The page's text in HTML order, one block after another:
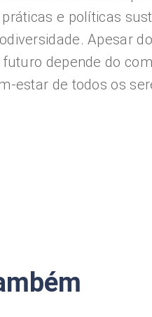
e políticas
Apesar
depende do
estar de todos os